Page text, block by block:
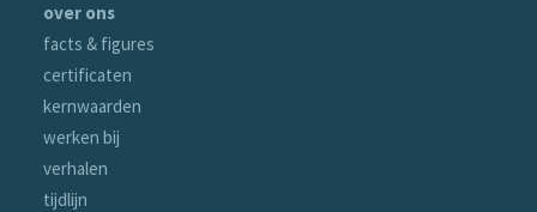
over ons
facts & figures
certificaten
kernwaarden
werken bij
verhalen
tijdlijn